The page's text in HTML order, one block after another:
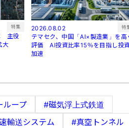
特集
主役
大
2026.08.02 特
テマセク、中国「AI×製造業」を高
評価 AI投資比率15％を目指し投
加速
ループ
#磁気浮上式鉄道
輸送システム
#真空トンネル